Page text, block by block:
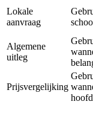
Lokale
aanvraag
Algemene
uitleg
Prijsvergelijking